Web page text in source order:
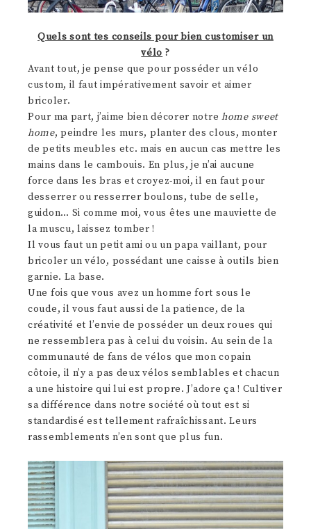
Quels sont tes conseils pour bien customiser un
vélo ?
Avant tout, je pense que pour posséder un vélo
custom, il faut impérativement savoir et aimer
bricoler.
Pour ma part, j’aime bien décorer notre home sweet
home, peindre les murs, planter des clous, monter
de petits meubles etc. mais en aucun cas mettre les
mains dans le cambouis. En plus, je n’ai aucune
force dans les bras et croyez-moi, il en faut pour
desserrer ou resserrer boulons, tube de selle,
guidon… Si comme moi, vous êtes une mauviette de
la muscu, laissez tomber !
Il vous faut un petit ami ou un papa vaillant, pour
bricoler un vélo, possédant une caisse à outils bien
garnie. La base.
Une fois que vous avez un homme fort sous le
coude, il vous faut aussi de la patience, de la
créativité et l’envie de posséder un deux roues qui
ne ressemblera pas à celui du voisin. Au sein de la
communauté de fans de vélos que mon copain
côtoie, il n’y a pas deux vélos semblables et chacun
a une histoire qui lui est propre. J’adore ça ! Cultiver
sa différence dans notre société où tout est si
standardisé est tellement rafraîchissant. Leurs
rassemblements n’en sont que plus fun.